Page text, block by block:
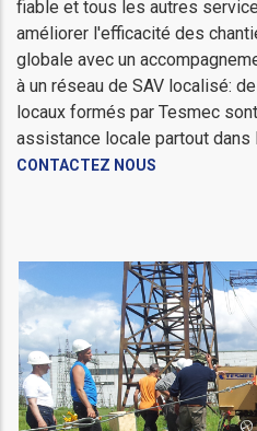
fiable et tous les autres
améliorer l'efficacité des
globale avec un
à un réseau de SAV localisé:
locaux formés par Tesmec
assistance locale partout dans
CONTACTEZ NOUS